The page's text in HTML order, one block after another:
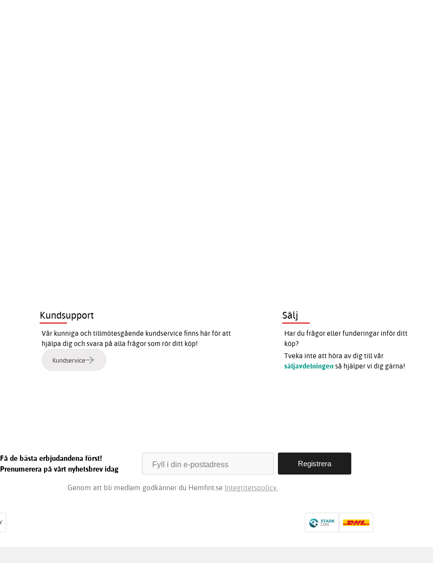
Kundsupport
Vår kunniga och tillmötesgående kundservice finns här för att
hjälpa dig och svara på alla frågor som rör ditt köp!
Kundservice
Sälj
Har du frågor eller funderingar inför ditt
köp?
Tveka inte att höra av dig till vår
säljavdelningen så hjälper vi dig gärna!
Få de bästa erbjudandena först!
Prenumerera på vårt nyhetsbrev idag
Genom att bli medlem godkänner du Hemfint.se Integritetspolicy.